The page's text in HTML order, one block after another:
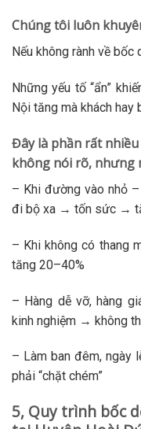
Chúng tôi luôn
Nếu không rành về
Những yếu tố “ẩn”
Nội tăng mà khách hay
Đây là phần rất nhiều
không nói rõ, nhưng
– Khi đường vào nhỏ
đi bộ xa → tốn sức →
– Khi không có thang
tăng 20–40%
– Hàng dễ vỡ, hàng
kinh nghiệm → không
– Làm ban đêm, ngày
phải “chặt chém”
5, Quy trình bốc